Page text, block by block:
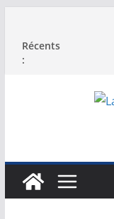
contenu
Récents
: